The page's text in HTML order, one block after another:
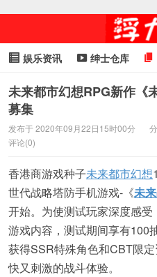
娱乐资讯 绅士仓库
浮力GIF 明星头条 浮力资讯
cosplay
未来都市幻想RPG新作《
募集
发布于 2020年09月22日15时00分
评论(0)
香港商游戏种子未来都市幻想
世代战略塔防手机游戏-《未
开始。为使测试玩家深度感受
游戏内容，测试期间享有100
获得SSR特殊角色和CBT限
快又刺激的战斗体验。